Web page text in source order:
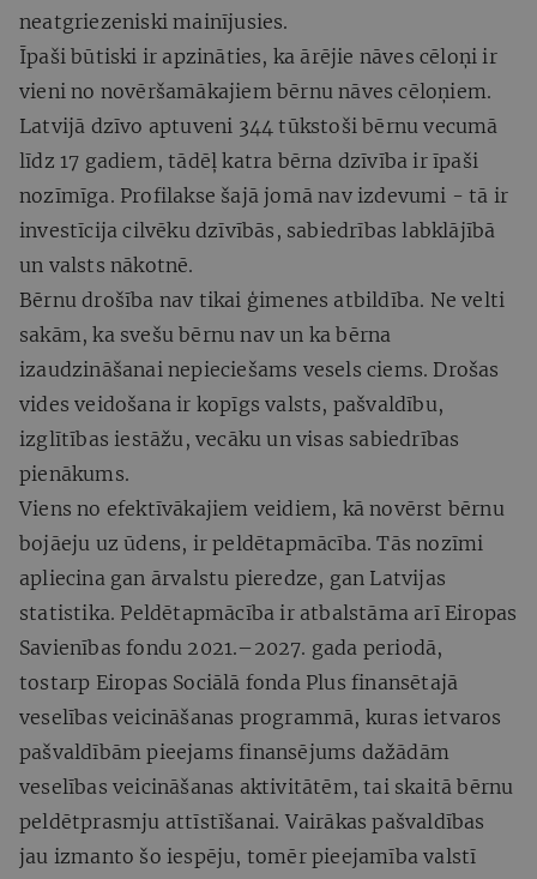
neatgriezeniski mainījusies.
Īpaši būtiski ir apzināties, ka ārējie nāves cēloņi ir
vieni no novēršamākajiem bērnu nāves cēloņiem.
Latvijā dzīvo aptuveni 344 tūkstoši bērnu vecumā
līdz 17 gadiem, tādēļ katra bērna dzīvība ir īpaši
nozīmīga. Profilakse šajā jomā nav izdevumi - tā ir
investīcija cilvēku dzīvībās, sabiedrības labklājībā
un valsts nākotnē.
Bērnu drošība nav tikai ģimenes atbildība. Ne velti
sakām, ka svešu bērnu nav un ka bērna
izaudzināšanai nepieciešams vesels ciems. Drošas
vides veidošana ir kopīgs valsts, pašvaldību,
izglītības iestāžu, vecāku un visas sabiedrības
pienākums.
Viens no efektīvākajiem veidiem, kā novērst bērnu
bojāeju uz ūdens, ir peldētapmācība. Tās nozīmi
apliecina gan ārvalstu pieredze, gan Latvijas
statistika. Peldētapmācība ir atbalstāma arī Eiropas
Savienības fondu 2021.–2027. gada periodā,
tostarp Eiropas Sociālā fonda Plus finansētajā
veselības veicināšanas programmā, kuras ietvaros
pašvaldībām pieejams finansējums dažādām
veselības veicināšanas aktivitātēm, tai skaitā bērnu
peldētprasmju attīstīšanai. Vairākas pašvaldības
jau izmanto šo iespēju, tomēr pieejamība valstī